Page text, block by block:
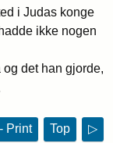
i Judas konge
ikke nogen
det han gjorde,
Print Top ▷